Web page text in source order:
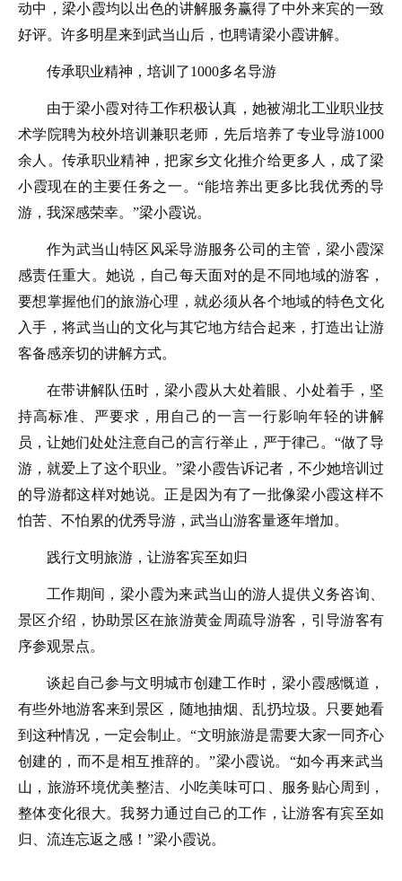
动中，梁小霞均以出色的讲解服务赢得了中外来宾的一致
好评。许多明星来到武当山后，也聘请梁小霞讲解。
传承职业精神，培训了1000多名导游
由于梁小霞对待工作积极认真，她被湖北工业职业技
术学院聘为校外培训兼职老师，先后培养了专业导游1000
余人。传承职业精神，把家乡文化推介给更多人，成了梁
小霞现在的主要任务之一。“能培养出更多比我优秀的导
游，我深感荣幸。”梁小霞说。
作为武当山特区风采导游服务公司的主管，梁小霞深
感责任重大。她说，自己每天面对的是不同地域的游客，
要想掌握他们的旅游心理，就必须从各个地域的特色文化
入手，将武当山的文化与其它地方结合起来，打造出让游
客备感亲切的讲解方式。
在带讲解队伍时，梁小霞从大处着眼、小处着手，坚
持高标准、严要求，用自己的一言一行影响年轻的讲解
员，让她们处处注意自己的言行举止，严于律己。“做了导
游，就爱上了这个职业。”梁小霞告诉记者，不少她培训过
的导游都这样对她说。正是因为有了一批像梁小霞这样不
怕苦、不怕累的优秀导游，武当山游客量逐年增加。
践行文明旅游，让游客宾至如归
工作期间，梁小霞为来武当山的游人提供义务咨询、
景区介绍，协助景区在旅游黄金周疏导游客，引导游客有
序参观景点。
谈起自己参与文明城市创建工作时，梁小霞感慨道，
有些外地游客来到景区，随地抽烟、乱扔垃圾。只要她看
到这种情况，一定会制止。“文明旅游是需要大家一同齐心
创建的，而不是相互推辞的。”梁小霞说。“如今再来武当
山，旅游环境优美整洁、小吃美味可口、服务贴心周到，
整体变化很大。我努力通过自己的工作，让游客有宾至如
归、流连忘返之感！”梁小霞说。